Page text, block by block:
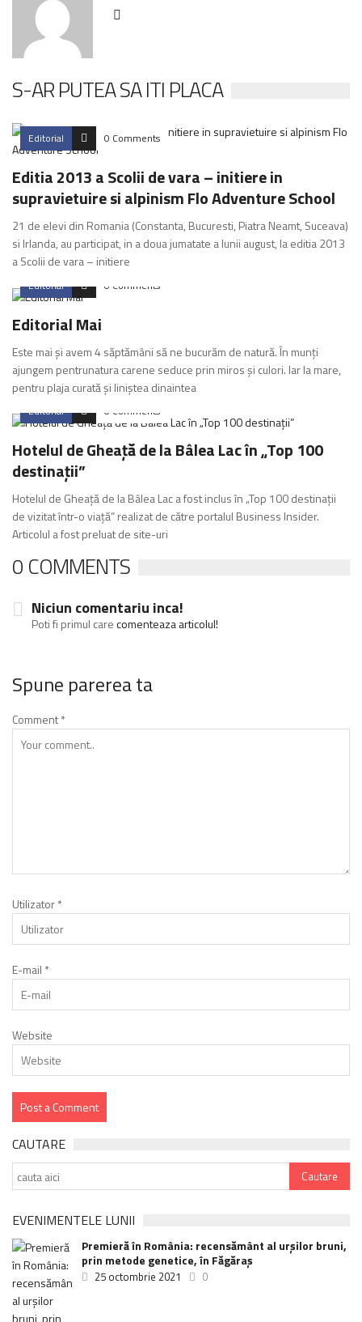
S-AR PUTEA SA ITI PLACA
Editorial 0 Comments
Editia 2013 a Scolii de vara – initiere in
supravietuire si alpinism Flo Adventure School
21 de elevi din Romania (Constanta, Bucuresti, Piatra Neamt, Suceava)
si Irlanda, au participat, in a doua jumatate a lunii august, la editia 2013
a Scolii de vara – initiere
Editorial 0 Comments
Editorial Mai
Este mai şi avem 4 săptămâni să ne bucurăm de natură. În munţi
ajungem pentrunatura carene seduce prin miros şi culori. Iar la mare,
pentru plaja curată şi liniştea dinaintea
Editorial 0 Comments
Hotelul de Gheaţă de la Bâlea Lac în „Top 100
destinaţii”
Hotelul de Gheaţă de la Bâlea Lac a fost inclus în „Top 100 destinaţii
de vizitat într-o viaţă” realizat de către portalul Business Insider.
Articolul a fost preluat de site-uri
0 COMMENTS
Niciun comentariu inca!
Poti fi primul carecomenteaza articolul!
Spune parerea ta
Comment*
Utilizator*
E-mail *
Website
CAUTARE
EVENIMENTELE LUNII
Premieră în România: recensământ al urșilor bruni,
prin metode genetice, în Făgăraș
25 octombrie 2021 0